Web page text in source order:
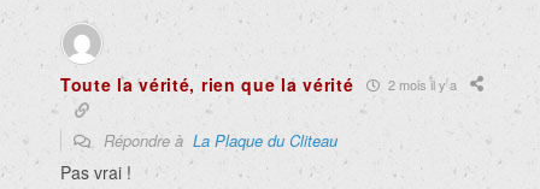
Toute la vérité, rien que la vérité 2 mois il y a
Répondre à La Plaque du Cliteau
Pas vrai !